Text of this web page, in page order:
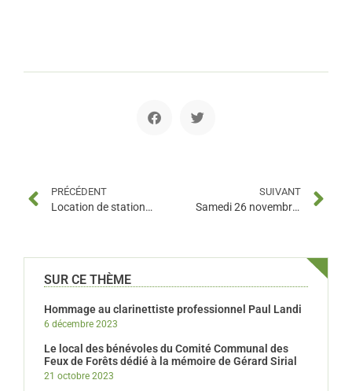
PRÉCÉDENT
Location de stationnements
SUIVANT
Samedi 26 novembre de 8h à 12h30 pour un accès facile au centre ville : Pensez à la navette bus gratuite !
SUR CE THÈME
Hommage au clarinettiste professionnel Paul Landi
6 décembre 2023
Le local des bénévoles du Comité Communal des
Feux de Forêts dédié à la mémoire de Gérard Sirial
21 octobre 2023